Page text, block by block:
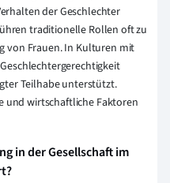
der Geschlechter
traditionelle Rollen oft zu
von Frauen. In Kulturen mit
Teilhabe unterstützt.
und wirtschaftliche Faktoren
in der Gesellschaft im